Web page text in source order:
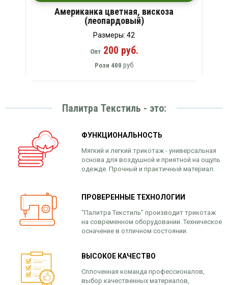
Американка цветная, вискоза
(леопардовый)
Размеры: 42
Опт200 руб.
Розн 400 руб
Палитра Текстиль - это:
ФУНКЦИОНАЛЬНОСТЬ
Мягкий и легкий трикотаж - универсальная
основа для воздушной и приятной на ощупь
одежде. Прочный и практичный материал.
ПРОВЕРЕННЫЕ ТЕХНОЛОГИИ
“Палитра Текстиль” производит трикотаж
на современном оборудовании. Техническое
осначение в отличном состоянии.
ВЫСОКОЕ КАЧЕСТВО
Сплоченная команда профессионалов,
выбор качественных материалов,